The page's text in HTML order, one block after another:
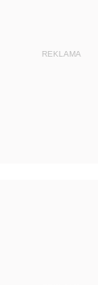
REKLAMA